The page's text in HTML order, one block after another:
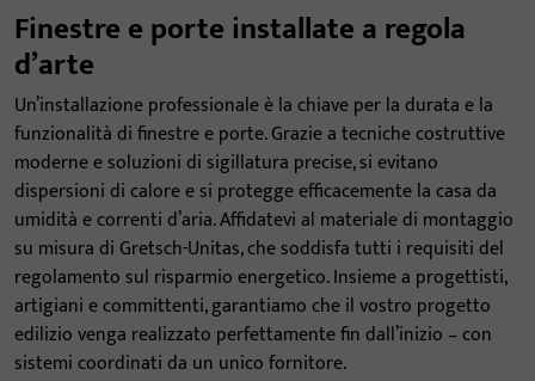
Finestre e porte installate a regola
d’arte
Un’installazione professionale è la chiave per la durata e la
funzionalità di finestre e porte. Grazie a tecniche costruttive
moderne e soluzioni di sigillatura precise, si evitano
dispersioni di calore e si protegge efficacemente la casa da
umidità e correnti d’aria. Affidatevi al materiale di montaggio
su misura di Gretsch-Unitas, che soddisfa tutti i requisiti del
regolamento sul risparmio energetico. Insieme a progettisti,
artigiani e committenti, garantiamo che il vostro progetto
edilizio venga realizzato perfettamente fin dall’inizio – con
sistemi coordinati da un unico fornitore.